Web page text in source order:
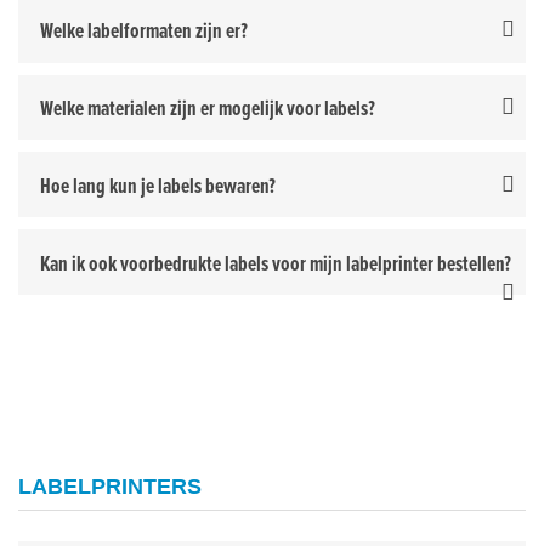
Welke labelformaten zijn er?
Welke materialen zijn er mogelijk voor labels?
Hoe lang kun je labels bewaren?
Kan ik ook voorbedrukte labels voor mijn labelprinter bestellen?
LABELPRINTERS